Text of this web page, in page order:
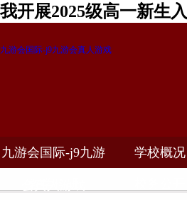
我开展2025级高一新生
九游会国际-j9九游会真人游戏
九游会国际-j9九游 学校概况